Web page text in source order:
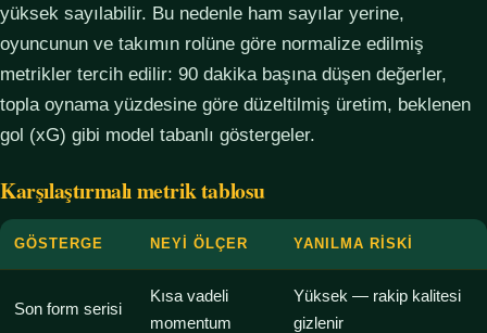
yüksek sayılabilir. Bu nedenle ham sayılar yerine,
oyuncunun ve takımın rolüne göre normalize edilmiş
metrikler tercih edilir: 90 dakika başına düşen değerler,
topla oynama yüzdesine göre düzeltilmiş üretim, beklenen
gol (xG) gibi model tabanlı göstergeler.
Karşılaştırmalı metrik tablosu
GÖSTERGE NEYI ÖLÇER YANILMA RISKI
Son form serisi
Kısa vadeli
momentum
Yüksek — rakip kalitesi
gizlenir